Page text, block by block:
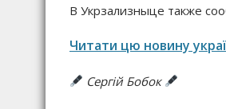
В Укрзализныце также
Читати цю новину
Сергій Бобок